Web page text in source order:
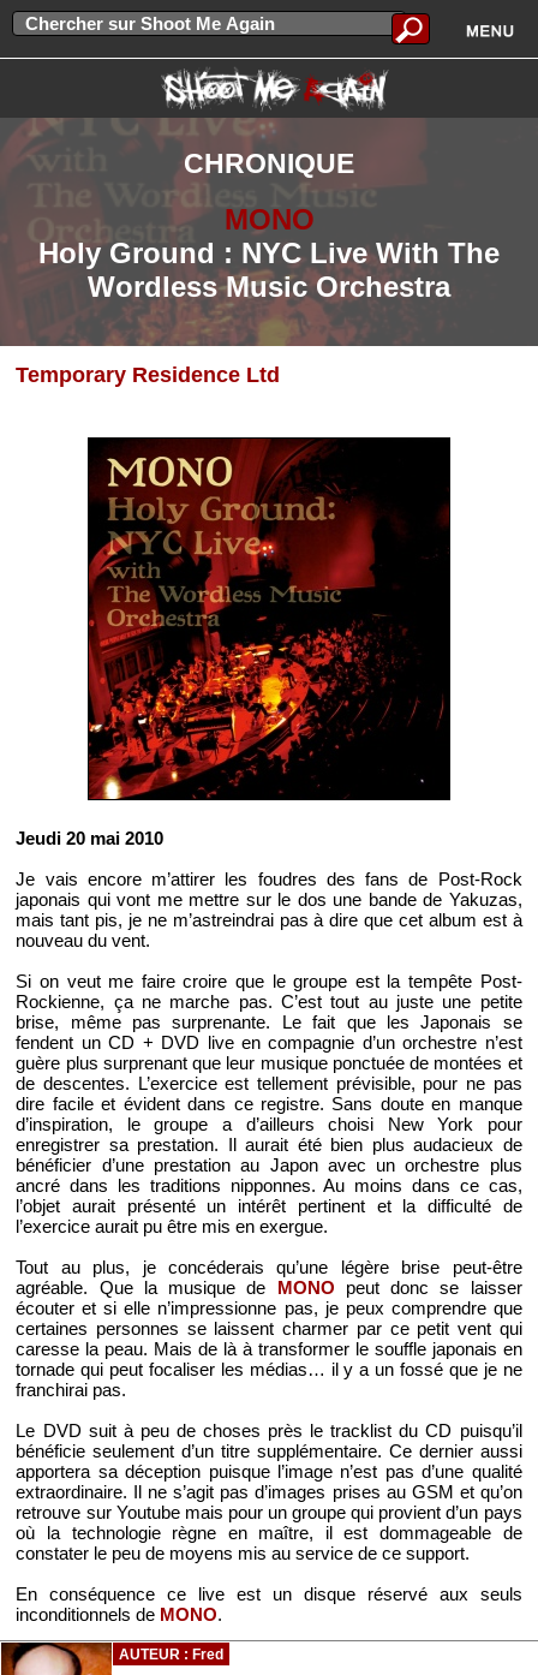
CHRONIQUE
MONO
Holy Ground : NYC Live With The
Wordless Music Orchestra
Temporary Residence Ltd
Jeudi 20 mai 2010
Je vais encore m’attirer les foudres des fans de Post-Rock
japonais qui vont me mettre sur le dos une bande de Yakuzas,
mais tant pis, je ne m’astreindrai pas à dire que cet album est à
nouveau du vent.
Si on veut me faire croire que le groupe est la tempête Post-
Rockienne, ça ne marche pas. C’est tout au juste une petite
brise, même pas surprenante. Le fait que les Japonais se
fendent un CD + DVD live en compagnie d’un orchestre n’est
guère plus surprenant que leur musique ponctuée de montées et
de descentes. L’exercice est tellement prévisible, pour ne pas
dire facile et évident dans ce registre. Sans doute en manque
d’inspiration, le groupe a d’ailleurs choisi New York pour
enregistrer sa prestation. Il aurait été bien plus audacieux de
bénéficier d’une prestation au Japon avec un orchestre plus
ancré dans les traditions nipponnes. Au moins dans ce cas,
l’objet aurait présenté un intérêt pertinent et la difficulté de
l’exercice aurait pu être mis en exergue.
Tout au plus, je concéderais qu’une légère brise peut-être
agréable. Que la musique de MONO peut donc se laisser
écouter et si elle n’impressionne pas, je peux comprendre que
certaines personnes se laissent charmer par ce petit vent qui
caresse la peau. Mais de là à transformer le souffle japonais en
tornade qui peut focaliser les médias… il y a un fossé que je ne
franchirai pas.
Le DVD suit à peu de choses près le tracklist du CD puisqu’il
bénéficie seulement d’un titre supplémentaire. Ce dernier aussi
apportera sa déception puisque l’image n’est pas d’une qualité
extraordinaire. Il ne s’agit pas d’images prises au GSM et qu’on
retrouve sur Youtube mais pour un groupe qui provient d’un pays
où la technologie règne en maître, il est dommageable de
constater le peu de moyens mis au service de ce support.
En conséquence ce live est un disque réservé aux seuls
inconditionnels de MONO.
AUTEUR : Fred